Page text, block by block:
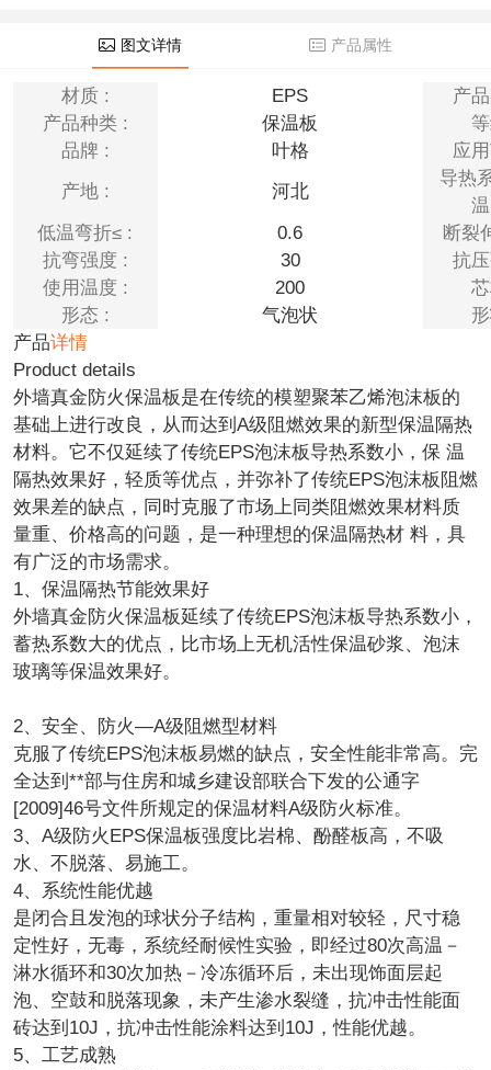
图文详情 产品属性
材质 : EPS
产
产品种类 :
保温板
品牌 :
叶格
应
产地 :
河北
导热
低温弯折≤ :
0.6
断裂
抗弯强度 :
30
抗
使用温度 :
200
形态 :
气泡状
产品详情
Product details
外墙真金防火保温板是在传统的模塑聚苯乙烯泡沫板的
基础上进行改良，从而达到A级阻燃效果的新型保温隔热
材料。它不仅延续了传统EPS泡沫板导热系数小，保 温
隔热效果好，轻质等优点，并弥补了传统EPS泡沫板阻燃
效果差的缺点，同时克服了市场上同类阻燃效果材料质
量重、价格高的问题，是一种理想的保温隔热材 料，具
有广泛的市场需求。
1、保温隔热节能效果好
外墙真金防火保温板延续了传统EPS泡沫板导热系数小，
蓄热系数大的优点，比市场上无机活性保温砂浆、泡沫
玻璃等保温效果好。
2、安全、防火—A级阻燃型材料
克服了传统EPS泡沫板易燃的缺点，安全性能非常高。完
全达到**部与住房和城乡建设部联合下发的公通字
[2009]46号文件所规定的保温材料A级防火标准。
3、A级防火EPS保温板强度比岩棉、酚醛板高，不吸
水、不脱落、易施工。
4、系统性能优越
是闭合且发泡的球状分子结构，重量相对较轻，尺寸稳
定性好，无毒，系统经耐候性实验，即经过80次高温－
淋水循环和30次加热－冷冻循环后，未出现饰面层起
泡、空鼓和脱落现象，未产生渗水裂缝，抗冲击性能面
砖达到10J，抗冲击性能涂料达到10J，性能优越。
5、工艺成熟